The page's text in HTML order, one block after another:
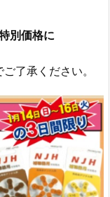
別価格に
了承ください。